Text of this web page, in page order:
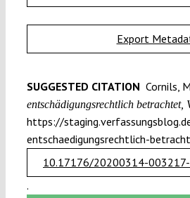
Export
SUGGESTED CITATION Cornils,
entschädigungs­rechtlich betrachtet,
https://
entschaedigungsrechtlich-
10.17176/20200314-
.